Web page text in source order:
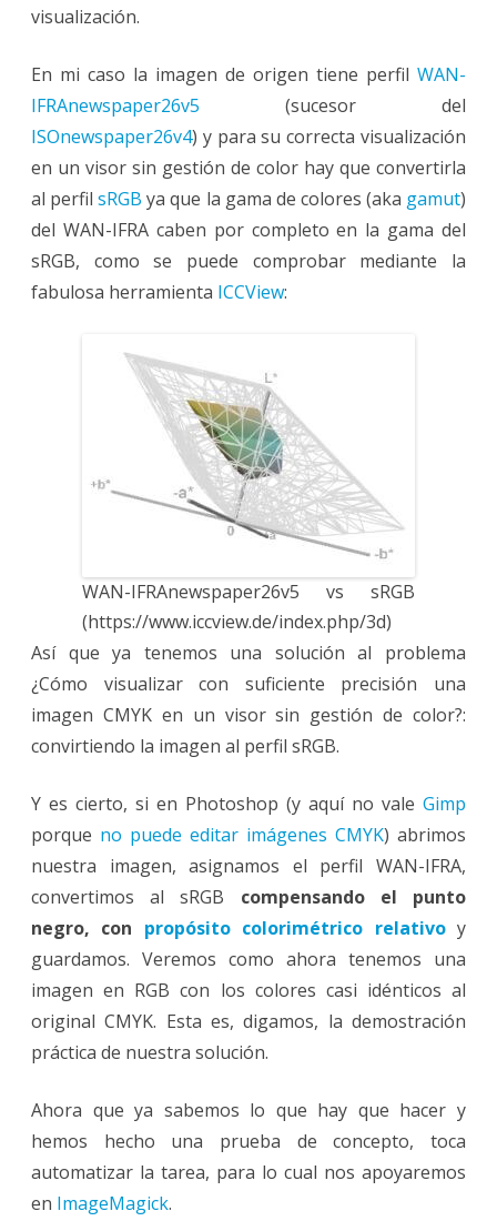
visualización.
En mi caso la imagen de origen tiene perfil WAN-
IFRAnewspaper26v5 (sucesor del
ISOnewspaper26v4) y para su correcta visualización
en un visor sin gestión de color hay que convertirla
al perfilsRGB ya que la gama de colores (aka gamut)
del WAN-IFRA caben por completo en la gama del
sRGB, como se puede comprobar mediante la
fabulosa herramienta ICCView:
WAN-IFRAnewspaper26v5 vs sRGB
(https://www.iccview.de/index.php/3d)
Así que ya tenemos una solución al problema
¿Cómo visualizar con suficiente precisión una
imagen CMYK en un visor sin gestión de color?:
convirtiendo la imagen al perfil sRGB.
Y es cierto, si en Photoshop (y aquí no vale Gimp
porque no puede editar imágenes CMYK) abrimos
nuestra imagen, asignamos el perfil WAN-IFRA,
convertimos al sRGB compensando el punto
negro, con propósito colorimétrico relativoy
guardamos. Veremos como ahora tenemos una
imagen en RGB con los colores casi idénticos al
original CMYK. Esta es, digamos, la demostración
práctica de nuestra solución.
Ahora que ya sabemos lo que hay que hacer y
hemos hecho una prueba de concepto, toca
automatizar la tarea, para lo cual nos apoyaremos
en ImageMagick.